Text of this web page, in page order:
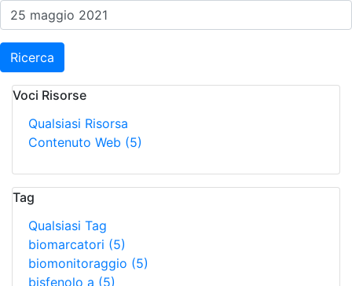
Ricerca
Voci Risorse
Qualsiasi Risorsa
Contenuto Web (5)
Tag
Qualsiasi Tag
biomarcatori (5)
biomonitoraggio (5)
bisfenolo a (5)